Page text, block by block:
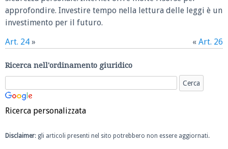
approfondire. Investire tempo nella lettura delle leggi è un
investimento per il futuro.
Art. 24 » « Art. 26
Ricerca nell'ordinamento giuridico
Ricerca personalizzata
Disclaimer: gli articoli presenti nel sito potrebbero non essere aggiornati.